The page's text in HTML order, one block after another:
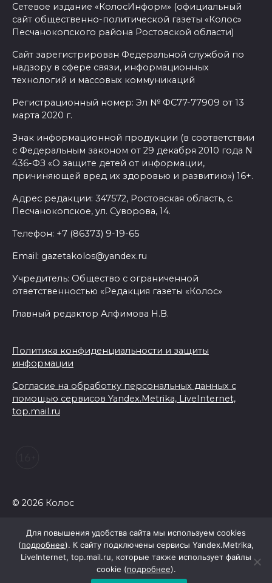
Сетевое издание «КолосИнформ» (официальный
сайт общественно-политической газеты «Колос»
Песчанокопского района Ростовской области)
Сайт зарегистрирован Федеральной службой по
надзору в сфере связи, информационных
технологий и массовых коммуникаций
Регистрационный номер: Эл № ФС77-77909 от 13
марта 2020 г.
Знак информационной продукции (в соответствии
с Федеральным законом от 29 декабря 2010 года N
436-ФЗ «О защите детей от информации,
причиняющей вред их здоровью и развитию») 16+.
Адрес редакции: 347572, Ростовская область, с.
Песчанокопское, ул. Суворова, 14.
Телефон: +7 (86373) 9-19-65
Email: gazetakolos@yandex.ru
Учредитель: Общество с ограниченной
ответственностью «Редакция газеты «Колос»
Главный редактор Алфимова Н.В.
Политика конфиденциальности и защиты
информации
Согласие на обработку персональных данных с
помощью сервисов Yandex.Metrika, LiveInternet,
top.mail.ru
© 2026 Колос
Для повышения удобства сайта мы используем cookies
(подробнее). К сайту подключены сервисы Yandex.Metrika,
LiveInternet, top.mail.ru, которые также использует файлы
cookie (подробнее).